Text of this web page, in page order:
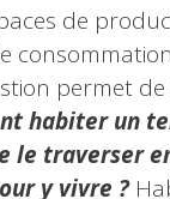
de
permet
habiter un
le traverser
y vivre ?